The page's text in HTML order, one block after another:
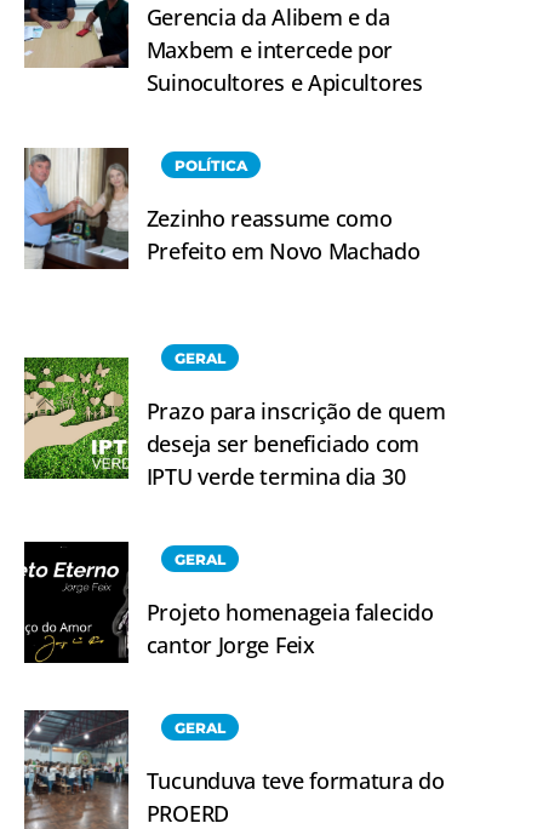
Gerencia da Alibem e da
Maxbem e intercede por
Suinocultores e Apicultores
POLÍTICA
Zezinho reassume como
Prefeito em Novo Machado
GERAL
Prazo para inscrição de quem
deseja ser beneficiado com
IPTU verde termina dia 30
GERAL
Projeto homenageia falecido
cantor Jorge Feix
GERAL
Tucunduva teve formatura do
PROERD